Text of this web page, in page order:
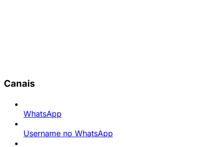
Canais
WhatsApp
Username no WhatsApp